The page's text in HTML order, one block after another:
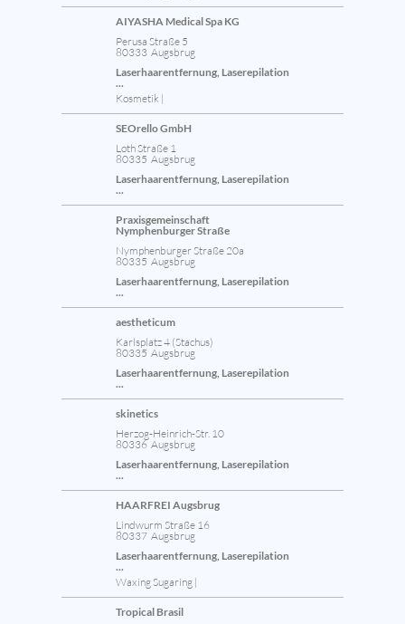
AIYASHA Medical Spa KG
Perusa Straße 5
80333 Augsbrug
Laserhaarentfernung, Laserepilation
...
Kosmetik |
SEOrello GmbH
Loth Straße 1
80335 Augsbrug
Laserhaarentfernung, Laserepilation
...
Praxisgemeinschaft
Nymphenburger Straße
Nymphenburger Straße 20a
80335 Augsbrug
Laserhaarentfernung, Laserepilation
...
aestheticum
Karlsplatz 4 (Stachus)
80335 Augsbrug
Laserhaarentfernung, Laserepilation
...
skinetics
Herzog-Heinrich-Str. 10
80336 Augsbrug
Laserhaarentfernung, Laserepilation
...
HAARFREI Augsbrug
Lindwurm Straße 16
80337 Augsbrug
Laserhaarentfernung, Laserepilation
...
Waxing Sugaring |
Tropical Brasil